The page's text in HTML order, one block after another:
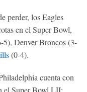
perder, los Eagles
en el Super Bowl,
5), Denver Broncos (3-
(0-4).
cuenta con
el Super Bowl LII: